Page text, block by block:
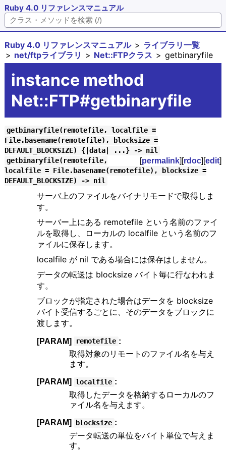
Ruby 4.0 リファレンスマニュアル
Ruby 4.0 リファレンスマニュアル
ライブラリ一覧
net/ftpライブラリ
Net::FTPクラス getbinaryfile
instance method
Net::FTP#getbinaryfile
getbinaryfile(remotefile, localfile =
File.basename(remotefile), blocksize =
DEFAULT_BLOCKSIZE) {|data| ...} -> nil
[permalink][rdoc][edit]
getbinaryfile(remotefile,
localfile = File.basename(remotefile), blocksize =
DEFAULT_BLOCKSIZE) -> nil
サーバ上のファイルをバイナリモードで取得しま
す。
サーバー上にある remotefile という名前のファイ
ルを取得し、ローカルの localfile という名前のフ
ァイルに保存します。
localfile が nil である場合には保存はしません。
データの転送は blocksize バイト毎に行なわれま
す。
ブロックが指定された場合はデータを blocksize
バイト受信するごとに、そのデータをブロックに
渡します。
[PARAM] remotefile :
取得対象のリモートのファイル名を与え
ます。
[PARAM] localfile :
取得したデータを格納するローカルのフ
ァイル名を与えます。
[PARAM] blocksize :
データ転送の単位をバイト単位で与えま
す。